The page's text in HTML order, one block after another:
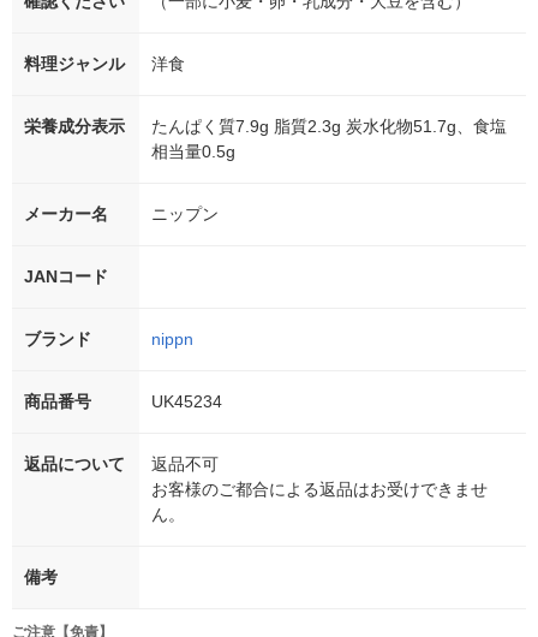
料理ジャンル 洋食
栄養成分表示
たんぱく質7.9g 脂質2.3g 炭水化物51.7g、食塩
相当量0.5g
メーカー名 ニップン
JANコード
ブランド nippn
商品番号 UK45234
返品について
返品不可
お客様のご都合による返品はお受けできませ
ん。
備考
ご注意【免責】